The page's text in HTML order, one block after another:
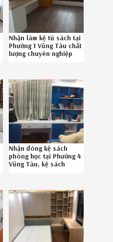
Nhận làm kệ tủ sách tại
Phường 1 Vũng Tàu chất
lượng chuyên nghiệp
Nhận đóng kệ sách
phòng học tại Phường 4
Vũng Tàu, kệ sách
086.789.5828